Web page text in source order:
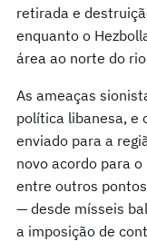
retirada e
enquanto o
área ao norte do
As ameaças
política libanesa, e
enviado para a
novo acordo para
entre outros
— desde mísseis
a imposição de